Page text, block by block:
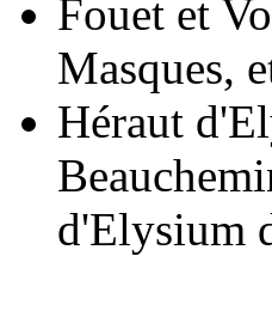
Fouet et
Masques,
Héraut
d'Elysium